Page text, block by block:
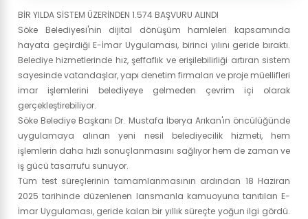
BİR YILDA SİSTEM ÜZERİNDEN 1.574 BAŞVURU ALINDI
Söke Belediyesi'nin dijital dönüşüm hamleleri kapsamında
hayata geçirdiği E-İmar Uygulaması, birinci yılını geride bıraktı.
Belediye hizmetlerinde hız, şeffaflık ve erişilebilirliği artıran sistem
sayesinde vatandaşlar, yapı denetim firmaları ve proje müellifleri
imar işlemlerini belediyeye gelmeden çevrim içi olarak
gerçekleştirebiliyor.
Söke Belediye Başkanı Dr. Mustafa İberya Arıkan'ın öncülüğünde
uygulamaya alınan yeni nesil belediyecilik hizmeti, hem
işlemlerin daha hızlı sonuçlanmasını sağlıyor hem de zaman ve
iş gücü tasarrufu sunuyor.
Tüm test süreçlerinin tamamlanmasının ardından 18 Haziran
2025 tarihinde düzenlenen lansmanla kamuoyuna tanıtılan E-
İmar Uygulaması, geride kalan bir yıllık süreçte yoğun ilgi gördü.